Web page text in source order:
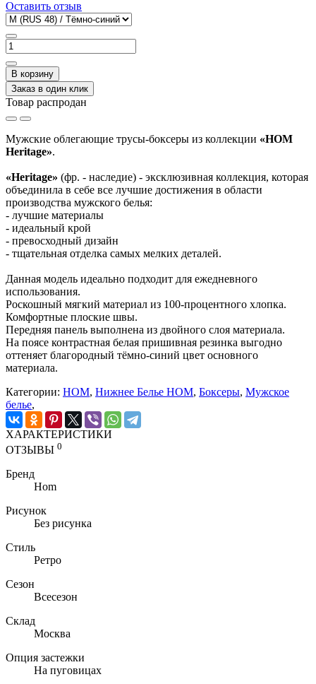
Оставить отзыв
В корзину
Заказ в один клик
Товар распродан
Мужские облегающие трусы-боксеры из коллекции «HOM
Heritage».
«Heritage» (фр. - наследие) - эксклюзивная коллекция, которая
объединила в себе все лучшие достижения в области
производства мужского белья:
- лучшие материалы
- идеальный крой
- превосходный дизайн
- тщательная отделка самых мелких деталей.
Данная модель идеально подходит для ежедневного
использования.
Роскошный мягкий материал из 100-процентного хлопка.
Комфортные плоские швы.
Передняя панель выполнена из двойного слоя материала.
На поясе контрастная белая пришивная резинка выгодно
оттеняет благородный тёмно-синий цвет основного
материала.
Категории: HOM, Нижнее Белье HOM, Боксеры, Мужское
белье,
ХАРАКТЕРИСТИКИ
ОТЗЫВЫ 0
Бренд
Hom
Рисунок
Без рисунка
Стиль
Ретро
Сезон
Всесезон
Склад
Москва
Опция застежки
На пуговицах